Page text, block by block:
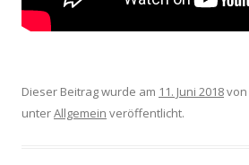
Dieser Beitrag wurde am 11. Juni 2018von
unterAllgemein veröffentlicht.